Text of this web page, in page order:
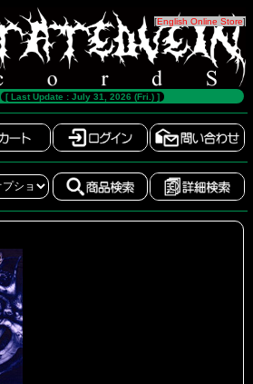
[English Online Store]
[ Last Update : July 31, 2026 (Fri.) ]